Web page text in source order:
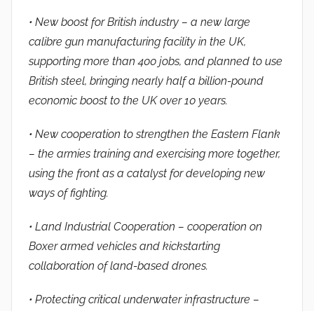
• New boost for British industry – a new large
calibre gun manufacturing facility in the UK,
supporting more than 400 jobs, and planned to use
British steel, bringing nearly half a billion-pound
economic boost to the UK over 10 years.
• New cooperation to strengthen the Eastern Flank
– the armies training and exercising more together,
using the front as a catalyst for developing new
ways of fighting.
• Land Industrial Cooperation – cooperation on
Boxer armed vehicles and kickstarting
collaboration of land-based drones.
• Protecting critical underwater infrastructure –